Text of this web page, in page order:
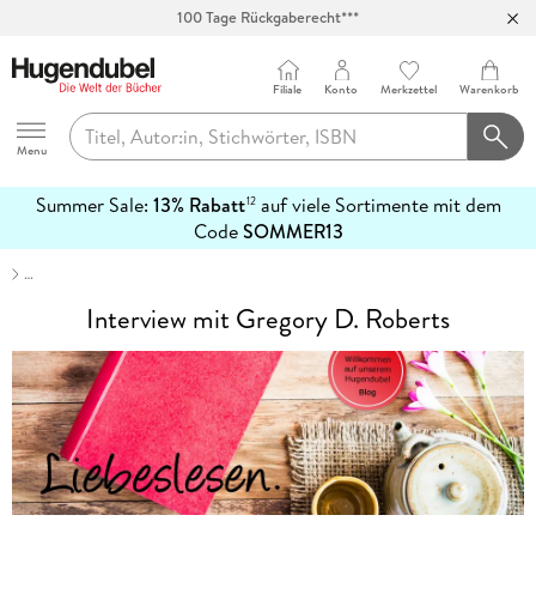
100 Tage Rückgaberecht***
Hugendubel
Menu
Filiale Konto Merkzettel Warenkorb
Summer Sale: 13% Rabatt12auf viele Sortimente mit dem
CodeSOMMER13
erfahren
…
Interview mit Gregory D. Roberts